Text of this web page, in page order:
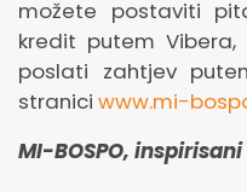
možete postaviti
kredit putem
poslati zahtjev
stranici www.mi-
MI-BOSPO,